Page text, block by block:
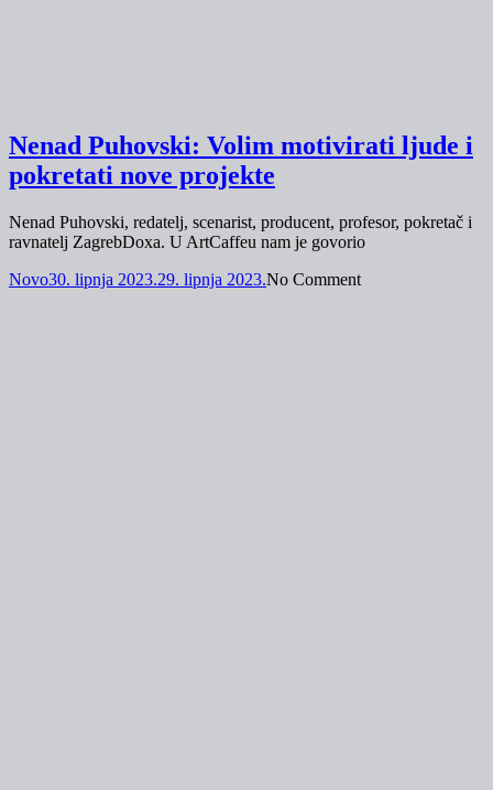
Nenad Puhovski: Volim motivirati ljude i
pokretati nove projekte
Nenad Puhovski, redatelj, scenarist, producent, profesor, pokretač i
ravnatelj ZagrebDoxa. U ArtCaffeu nam je govorio
Novo30. lipnja 2023.29. lipnja 2023.No Comment